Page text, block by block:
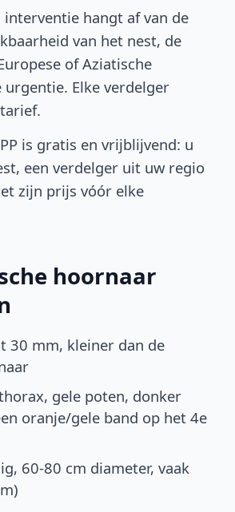
interventie hangt af van de
van het nest, de
of Aziatische
urgentie. Elke verdelger
is gratis en vrijblijvend: u
een verdelger uit uw regio
zijn prijs vóór elke
hoornaar
30 mm, kleiner dan de
gele poten, donker
oranje/gele band op het 4e
60-80 cm diameter, vaak